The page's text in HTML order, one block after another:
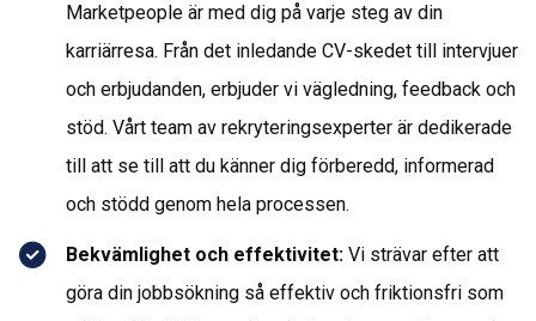
Marketpeople är med dig på varje steg av din
karriärresa. Från det inledande CV-skedet till intervjuer
och erbjudanden, erbjuder vi vägledning, feedback och
stöd. Vårt team av rekryteringsexperter är dedikerade
till att se till att du känner dig förberedd, informerad
och stödd genom hela processen.
Bekvämlighet och effektivitet: Vi strävar efter att
göra din jobbsökning så effektiv och friktionsfri som